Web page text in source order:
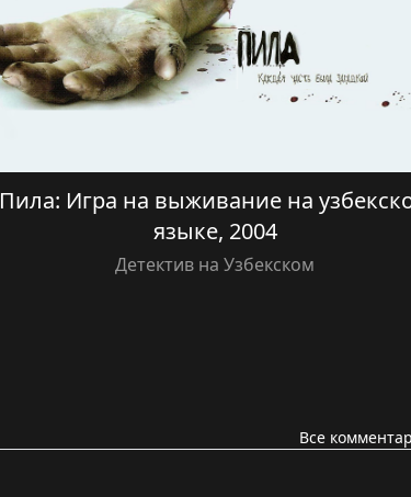
Пила: Игра на выживание на
языке, 2004
Детектив на Узбекском
Все